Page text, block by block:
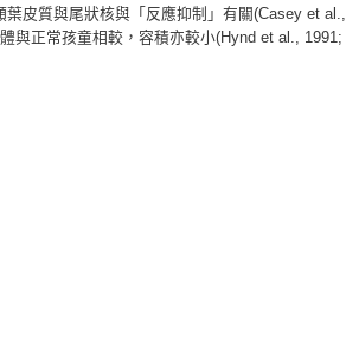
皮質與尾狀核與「反應抑制」有關(Casey et al.,
與正常孩童相較，容積亦較小(Hynd et al., 1991;